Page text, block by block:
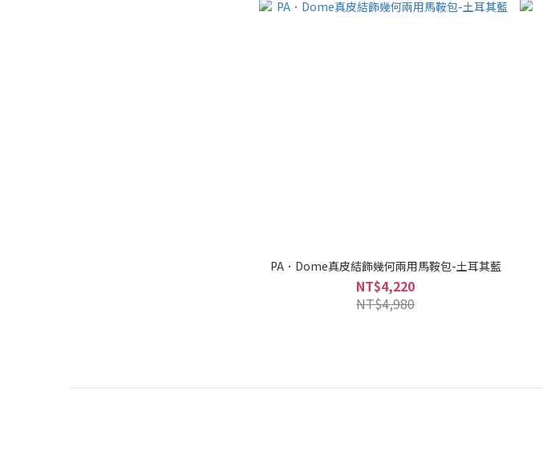
PA．Dome真皮結飾幾何兩用馬鞍包-土耳其藍
NT$4,220
NT$4,980